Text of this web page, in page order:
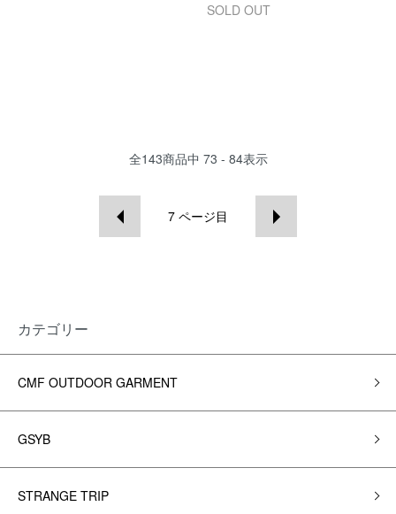
SOLD OUT
全143商品中 73 - 84表示
7 ページ目
カテゴリー
CMF OUTDOOR GARMENT
GSYB
STRANGE TRIP